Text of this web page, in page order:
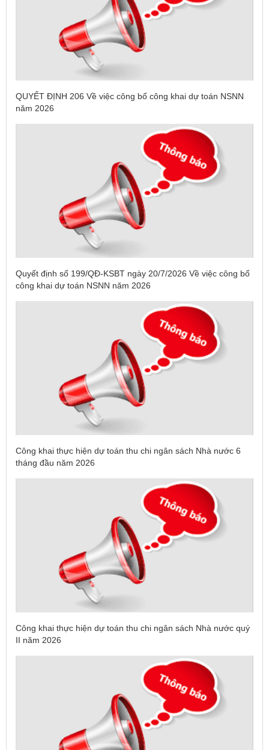
QUYẾT ĐỊNH 206 Về việc công bố công khai dự toán NSNN
năm 2026
Quyết định số 199/QĐ-KSBT ngày 20/7/2026 Về việc công bố
công khai dự toán NSNN năm 2026
Công khai thực hiện dự toán thu chi ngân sách Nhà nước 6
tháng đầu năm 2026
Công khai thực hiện dự toán thu chi ngân sách Nhà nước quý
II năm 2026